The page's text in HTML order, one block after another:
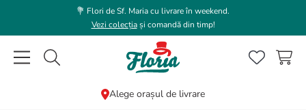
💐 Flori de Sf. Maria cu livrare în weekend.
Vezi colecțiași comandă din timp!
Caută flori, plante, cadouri...
Alege orașul de livrare